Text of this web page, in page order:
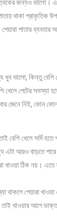
ত্বকের জন্যও ভালো।
থাকা প্রাকৃতিক
পাতার ব্যবহার
খুব ভালো, কিন্তু বেশি
খেলে পেটের সমস্যা
জেনে নিই, কোন
বেশি খেলে সর্দি
এটা আরও বাড়তে
খাওয়া ঠিক নয়।
থাকলে পেয়ারা
খাওয়ার আগে